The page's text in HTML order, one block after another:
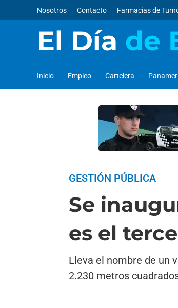
Nosotros Contacto Farmacias de
El Día de
Inicio Empleo Cartelera
GESTIÓN PÚBLICA
Se
es el
Lleva el nombre de un
2.230 metros